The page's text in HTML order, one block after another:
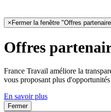
× Fermer la fenêtre "Offres
Offres
France Travail améliore la
vous proposant plus
En savoir plus
Fermer